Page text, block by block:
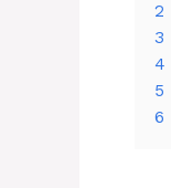
2
3
4
5
6